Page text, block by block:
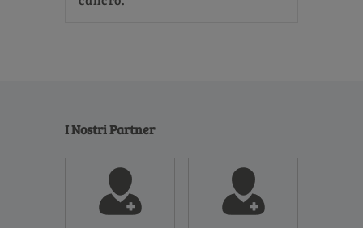
I Nostri Partner